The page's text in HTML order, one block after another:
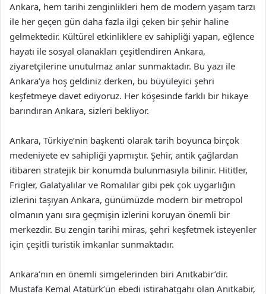
Ankara, hem tarihi zenginlikleri hem de modern yaşam tarzı
ile her geçen gün daha fazla ilgi çeken bir şehir haline
gelmektedir. Kültürel etkinliklere ev sahipliği yapan, eğlence
hayatı ile sosyal olanakları çeşitlendiren Ankara,
ziyaretçilerine unutulmaz anlar sunmaktadır. Bu yazı ile
Ankara’ya hoş geldiniz derken, bu büyüleyici şehri
keşfetmeye davet ediyoruz. Her köşesinde farklı bir hikaye
barındıran Ankara, sizleri bekliyor.
Ankara, Türkiye’nin başkenti olarak tarih boyunca birçok
medeniyete ev sahipliği yapmıştır. Şehir, antik çağlardan
itibaren stratejik bir konumda bulunmasıyla bilinir. Hititler,
Frigler, Galatyalılar ve Romalılar gibi pek çok uygarlığın
izlerini taşıyan Ankara, günümüzde modern bir metropol
olmanın yanı sıra geçmişin izlerini koruyan önemli bir
merkezdir. Bu zengin tarihi miras, şehri keşfetmek isteyenler
için çeşitli turistik imkanlar sunmaktadır.
Ankara’nın en önemli simgelerinden biri Anıtkabir’dir.
Mustafa Kemal Atatürk’ün ebedi istirahatgahı olan Anıtkabir,